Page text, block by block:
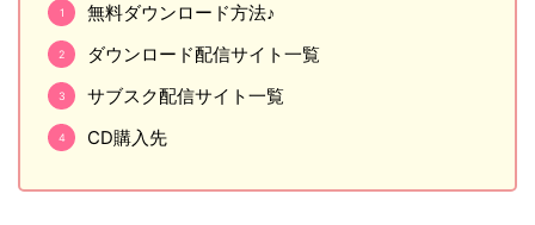
無料ダウンロード方法♪
ダウンロード配信サイト一覧
サブスク配信サイト一覧
CD購入先